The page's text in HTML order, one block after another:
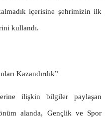
içerisine şehrimizin ilk
kullandı.
Kazandırdık”
ilişkin bilgiler paylaşan
alanda, Gençlik ve Spor